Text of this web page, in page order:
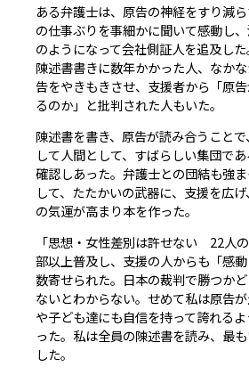
ある弁護士は、原告の神経をすり減
の仕事ぶりを事細かに聞いて感動し
のようになって会社側証人を追及した
陳述書書きに数年かかった人、なか
告をやきもきさせ、支援者から「原
るのか」と批判された人もいた。
陳述書を書き、原告が読み合うこと
して人間として、すばらしい集団で
確認しあった。弁護士との団結も強
して、たたかいの武器に、支援を広
の気運が高まり本を作った。
「思想・女性差別は許せない 22人
部以上普及し、支援の人からも「感
数寄せられた。日本の裁判で勝つか
ないとわからない。せめて私は原告
や子ども達にも自信を持って誇れる
った。私は全員の陳述書を読み、最
した。